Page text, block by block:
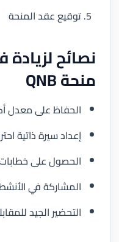
توقيع عقد المنحة
نصائح
منحة QNB
الحفاظ على معدل
إعداد سيرة ذاتية
الحصول على
المشاركة في
التحضير الجيد